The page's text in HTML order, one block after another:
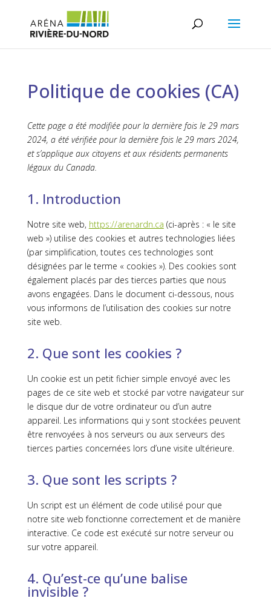
Politique de cookies (CA)
Cette page a été modifiée pour la dernière fois le 29 mars
2024, a été vérifiée pour la dernière fois le 29 mars 2024,
et s’applique aux citoyens et aux résidents permanents
légaux du Canada.
1. Introduction
Notre site web, https://arenardn.ca (ci-après : « le site
web ») utilise des cookies et autres technologies liées
(par simplification, toutes ces technologies sont
désignées par le terme « cookies »). Des cookies sont
également placés par des tierces parties que nous
avons engagées. Dans le document ci-dessous, nous
vous informons de l’utilisation des cookies sur notre
site web.
2. Que sont les cookies ?
Un cookie est un petit fichier simple envoyé avec les
pages de ce site web et stocké par votre navigateur sur
le disque dur de votre ordinateur ou d’un autre
appareil. Les informations qui y sont stockées peuvent
être renvoyées à nos serveurs ou aux serveurs des
tierces parties concernées lors d’une visite ultérieure.
3. Que sont les scripts ?
Un script est un élément de code utilisé pour que
notre site web fonctionne correctement et de manière
interactive. Ce code est exécuté sur notre serveur ou
sur votre appareil.
4. Qu’est-ce qu’une balise
invisible ?